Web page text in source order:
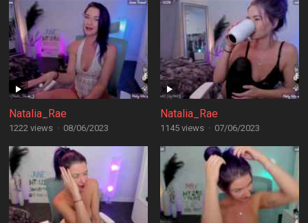
Natalia_Rae
1222 views · 08/06/2023
Natalia_Rae
1145 views · 07/06/2023